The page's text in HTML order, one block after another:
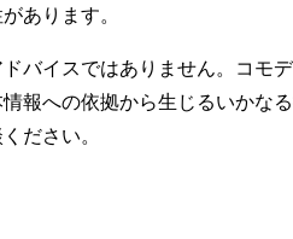
あります。
バイスではありません。コモ
報への依拠から生じるいかな
ださい。